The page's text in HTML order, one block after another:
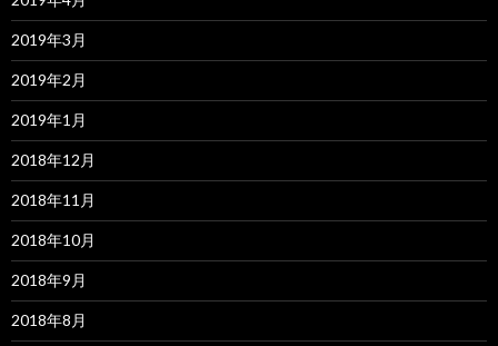
2019年3月
2019年2月
2019年1月
2018年12月
2018年11月
2018年10月
2018年9月
2018年8月